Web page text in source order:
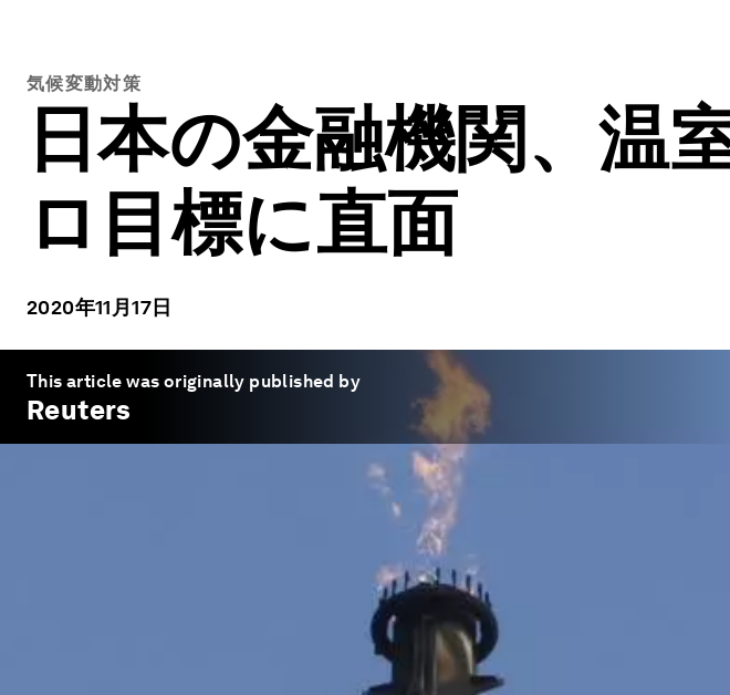
気候変動対策
日本の金融機関、温
ロ目標に直面
2020年11月17日
This article was originally published by
Reuters